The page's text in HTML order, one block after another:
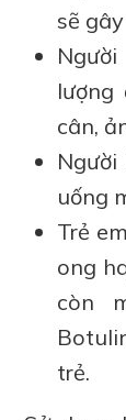
sẽ
lượng
cân,
uống
Trẻ
ong
còn
trẻ.